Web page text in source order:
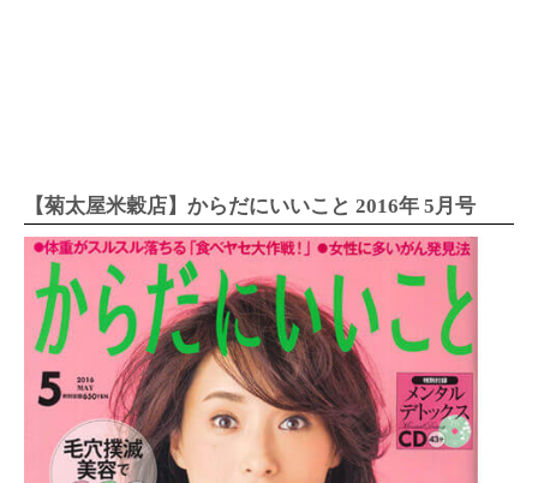
【菊太屋米穀店】からだにいいこと 2016年 5月号